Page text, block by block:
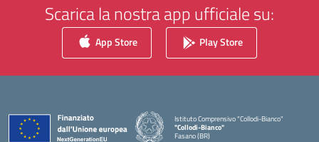
Scarica la nostra app ufficiale su:
App Store Play Store
Istituto Comprensivo "Collodi-Bianco"
"Collodi-Bianco"
Fasano (BR)